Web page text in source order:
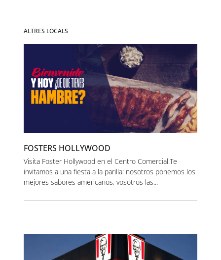
ALTRES LOCALS
FOSTERS HOLLYWOOD
Visita Foster Hollywood en el Centro Comercial.Te
invitamos a una fiesta a la parilla: nosotros ponemos los
mejores sabores americanos, vosotros las...